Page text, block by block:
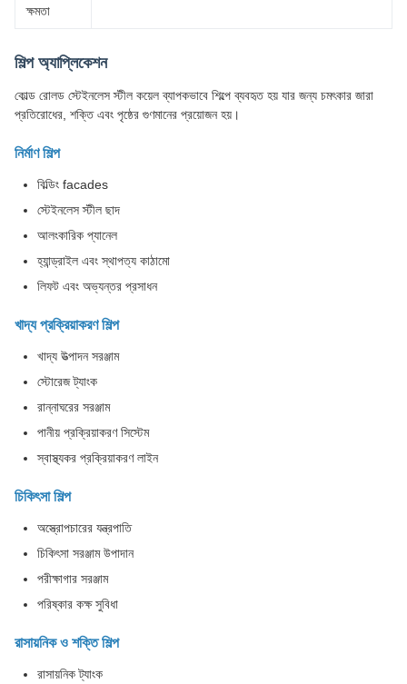
ক্ষমতা
শিল্প অ্যাপ্লিকেশন
কোল্ড রোলড স্টেইনলেস স্টীল কয়েল ব্যাপকভাবে শিল্পে ব্যবহৃত হয় যার জন্য চমৎকার জারা
প্রতিরোধের, শক্তি এবং পৃষ্ঠের গুণমানের প্রয়োজন হয়।
নির্মাণ শিল্প
বিল্ডিং facades
স্টেইনলেস স্টীল ছাদ
আলংকারিক প্যানেল
হ্যান্ড্রাইল এবং স্থাপত্য কাঠামো
লিফট এবং অভ্যন্তর প্রসাধন
খাদ্য প্রক্রিয়াকরণ শিল্প
খাদ্য উত্পাদন সরঞ্জাম
স্টোরেজ ট্যাংক
রান্নাঘরের সরঞ্জাম
পানীয় প্রক্রিয়াকরণ সিস্টেম
স্বাস্থ্যকর প্রক্রিয়াকরণ লাইন
চিকিৎসা শিল্প
অস্ত্রোপচারের যন্ত্রপাতি
চিকিৎসা সরঞ্জাম উপাদান
পরীক্ষাগার সরঞ্জাম
পরিষ্কার কক্ষ সুবিধা
রাসায়নিক ও শক্তি শিল্প
রাসায়নিক ট্যাংক